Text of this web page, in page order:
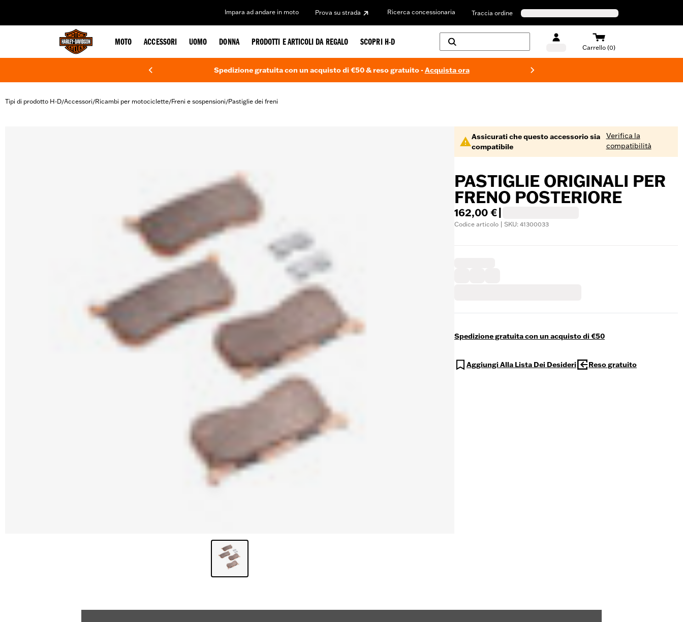
Impara ad andare in moto Prova su strada Ricerca concessionaria Traccia ordine
MOTO ACCESSORI UOMO DONNA PRODOTTI E ARTICOLI DA REGALO SCOPRI H-D
Carrello (0)
Spedizione gratuita con un acquisto di €50 & reso gratuito -Acquista ora
Tipi di prodotto H-D/Accessori/Ricambi per motociclette/Freni e sospensioni/Pastiglie dei freni
Assicurati che questo accessorio sia
compatibile
Verifica la
compatibilità
PASTIGLIE ORIGINALI PER
FRENO POSTERIORE
162,00 €
Codice articolo | SKU: 41300033
Spedizione gratuita con un acquisto di €50
Aggiungi Alla Lista Dei Desideri Reso gratuito